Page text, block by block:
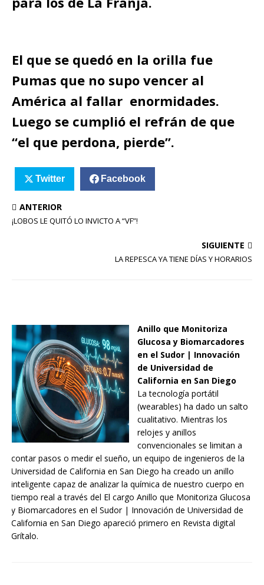
El que se quedó en la orilla fue
Pumas que no supo vencer al
América al fallar enormidades.
Luego se cumplió el refrán de que
“el que perdona, pierde”.
Twitter Facebook
ANTERIOR
¡LOBOS LE QUITÓ LO INVICTO A “VF”!
SIGUIENTE
LA REPESCA YA TIENE DÍAS Y HORARIOS
Anillo que Monitoriza
Glucosa y Biomarcadores
en el Sudor | Innovación
de Universidad de
California en San Diego
La tecnología portátil
(wearables) ha dado un salto
cualitativo. Mientras los
relojes y anillos
convencionales se limitan a
contar pasos o medir el sueño, un equipo de ingenieros de la
Universidad de California en San Diego ha creado un anillo
inteligente capaz de analizar la química de nuestro cuerpo en
tiempo real a través del El cargo Anillo que Monitoriza Glucosa
y Biomarcadores en el Sudor | Innovación de Universidad de
California en San Diego apareció primero en Revista digital
Grítalo.